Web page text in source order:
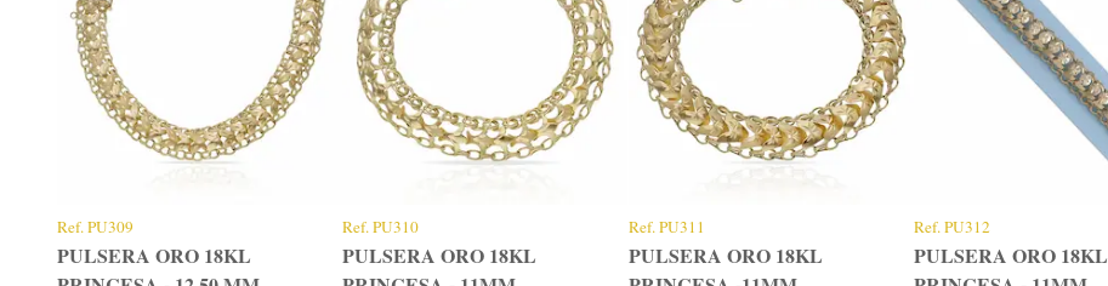
Ref.PU309
PULSERA ORO 18KL
Ref.PU310
PULSERA ORO 18KL
Ref.PU311
PULSERA ORO 18KL
Ref.PU312
PULSERA ORO 18KL